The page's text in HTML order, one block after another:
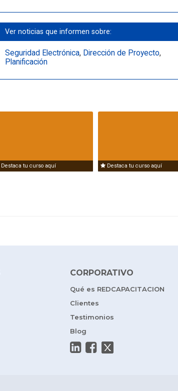
Ver noticias que informen sobre:
Seguridad Electrónica, Dirección de Proyecto,
Planificación
Destaca tu curso aquí Destaca tu curso aquí
CORPORATIVO
Qué es REDCAPACITACION
Clientes
Testimonios
Blog